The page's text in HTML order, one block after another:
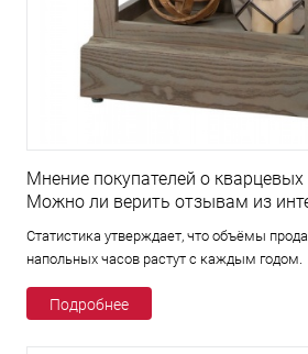
Мнение покупателей о
Можно ли верить отзывам из
Статистика утверждает, что объёмы
напольных часов растут с каждым годом.
Подробнее